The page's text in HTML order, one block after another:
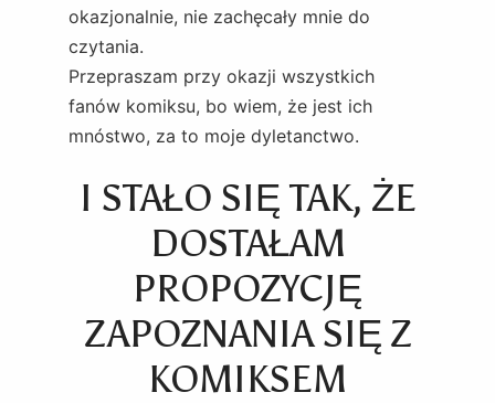
okazjonalnie, nie zachęcały mnie do
czytania.
Przepraszam przy okazji wszystkich
fanów komiksu, bo wiem, że jest ich
mnóstwo, za to moje dyletanctwo.
I STAŁO SIĘ TAK, ŻE
DOSTAŁAM
PROPOZYCJĘ
ZAPOZNANIA SIĘ Z
KOMIKSEM